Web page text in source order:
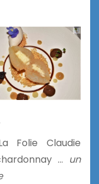
Folie Claudie
… un